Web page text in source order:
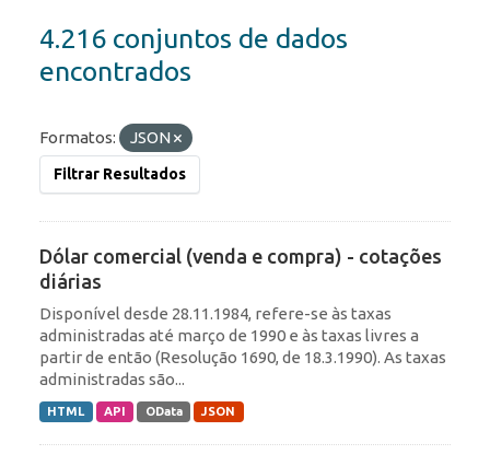
4.216 conjuntos de dados
encontrados
Formatos: JSON
Filtrar Resultados
Dólar comercial (venda e compra) - cotações
diárias
Disponível desde 28.11.1984, refere-se às taxas
administradas até março de 1990 e às taxas livres a
partir de então (Resolução 1690, de 18.3.1990). As taxas
administradas são...
HTML API OData JSON